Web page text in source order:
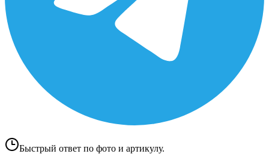
Быстрый ответ по фото и артикулу.